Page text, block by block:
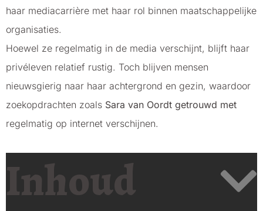
haar mediacarrière met haar rol binnen maatschappelijke
organisaties.
Hoewel ze regelmatig in de media verschijnt, blijft haar
privéleven relatief rustig. Toch blijven mensen
nieuwsgierig naar haar achtergrond en gezin, waardoor
zoekopdrachten zoals Sara van Oordt getrouwd met
regelmatig op internet verschijnen.
Inhoud